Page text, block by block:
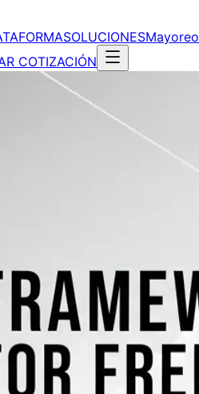
SOLUCIONESMayoreo
COTIZACIÓN